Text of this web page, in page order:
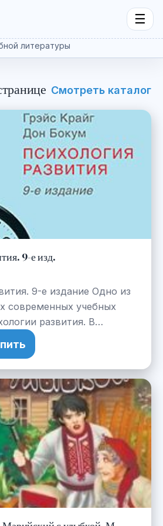
☰
литературы
Смотреть каталог
9-е изд.
9-е издание Одно из
современных учебных
развития. В…